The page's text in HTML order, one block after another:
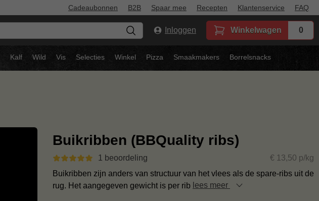
Cadeaubonnen B2B Spaar mee Recepten Klantenservice FAQ
Inloggen Winkelwagen 0
Kalf Wild Vis Selecties Winkel Pizza Smaakmakers Borrelsnacks
Buikribben (BBQuality ribs)
1 beoordeling
€ 13,50 p/kg
Buikribben zijn anders van structuur van het vlees als de spare-ribs uit de
rug. Het aangegeven gewicht is per rib lees meer